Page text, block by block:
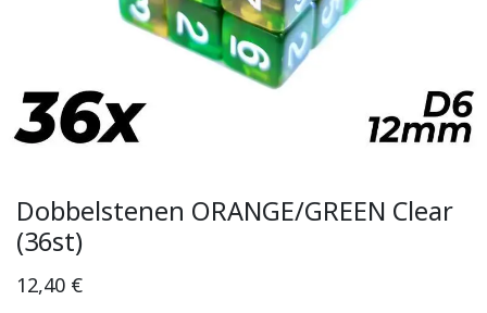
Dobbelstenen ORANGE/GREEN Clear
(36st)
12,40 €